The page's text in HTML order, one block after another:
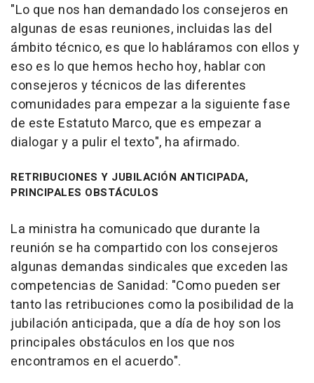
"Lo que nos han demandado los consejeros en
algunas de esas reuniones, incluidas las del
ámbito técnico, es que lo habláramos con ellos y
eso es lo que hemos hecho hoy, hablar con
consejeros y técnicos de las diferentes
comunidades para empezar a la siguiente fase
de este Estatuto Marco, que es empezar a
dialogar y a pulir el texto", ha afirmado.
RETRIBUCIONES Y JUBILACIÓN ANTICIPADA,
PRINCIPALES OBSTÁCULOS
La ministra ha comunicado que durante la
reunión se ha compartido con los consejeros
algunas demandas sindicales que exceden las
competencias de Sanidad: "Como pueden ser
tanto las retribuciones como la posibilidad de la
jubilación anticipada, que a día de hoy son los
principales obstáculos en los que nos
encontramos en el acuerdo".